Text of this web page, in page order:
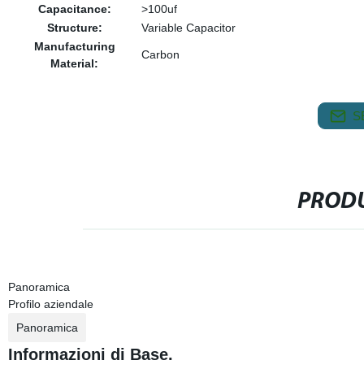
Capacitance:
>100uf
Structure:
Variable Capacitor
Manufacturing
Material:
Carbon
Panoramica
Profilo aziendale
Panoramica
Informazioni di Base.